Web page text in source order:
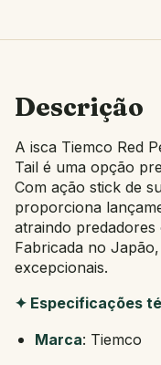
Descrição
A isca Tiemco Red
Tail é uma opção
Com ação stick de
proporciona
atraindo
Fabricada no
excepcionais.
✦ Especificações
Marca: Tiemco